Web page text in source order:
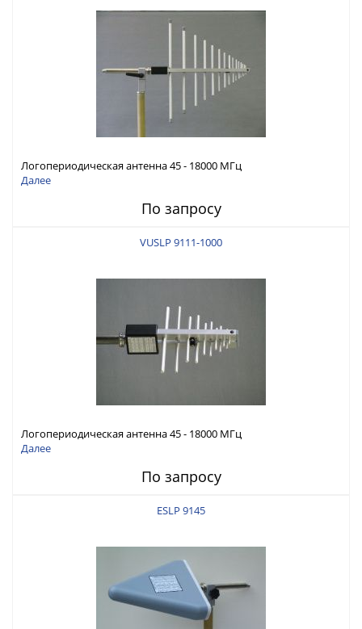
Логопериодическая антенна 45 - 18000 МГц
Далее
По запросу
VUSLP 9111-1000
Логопериодическая антенна 45 - 18000 МГц
Далее
По запросу
ESLP 9145